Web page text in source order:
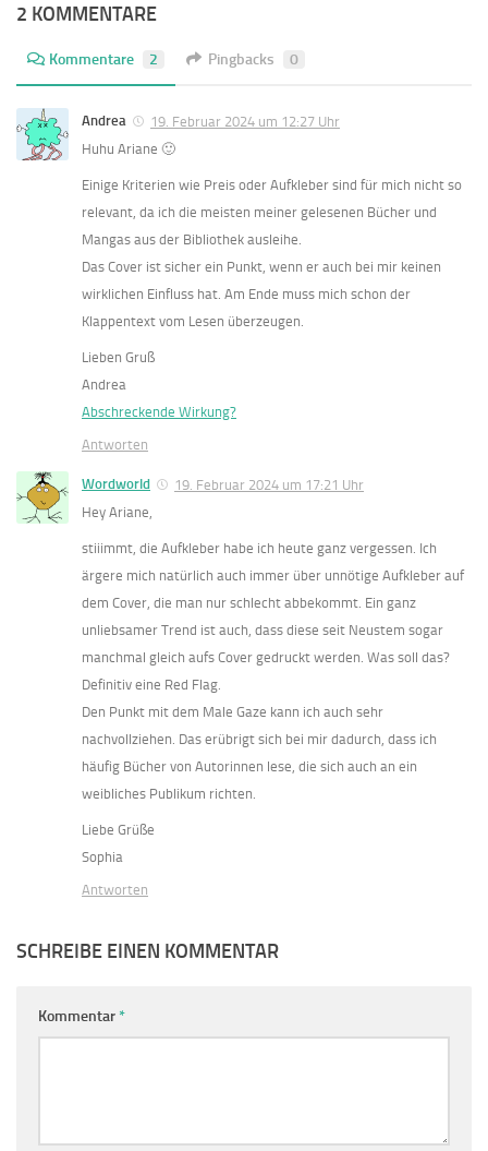
2 KOMMENTARE
Kommentare 2 Pingbacks 0
Andrea
19. Februar 2024 um 12:27 Uhr
Huhu Ariane 🙂
Einige Kriterien wie Preis oder Aufkleber sind für mich nicht so
relevant, da ich die meisten meiner gelesenen Bücher und
Mangas aus der Bibliothek ausleihe.
Das Cover ist sicher ein Punkt, wenn er auch bei mir keinen
wirklichen Einfluss hat. Am Ende muss mich schon der
Klappentext vom Lesen überzeugen.
Lieben Gruß
Andrea
Abschreckende Wirkung?
Antworten
Wordworld
19. Februar 2024 um 17:21 Uhr
Hey Ariane,
stiiimmt, die Aufkleber habe ich heute ganz vergessen. Ich
ärgere mich natürlich auch immer über unnötige Aufkleber auf
dem Cover, die man nur schlecht abbekommt. Ein ganz
unliebsamer Trend ist auch, dass diese seit Neustem sogar
manchmal gleich aufs Cover gedruckt werden. Was soll das?
Definitiv eine Red Flag.
Den Punkt mit dem Male Gaze kann ich auch sehr
nachvollziehen. Das erübrigt sich bei mir dadurch, dass ich
häufig Bücher von Autorinnen lese, die sich auch an ein
weibliches Publikum richten.
Liebe Grüße
Sophia
Antworten
SCHREIBE EINEN KOMMENTAR
Kommentar*